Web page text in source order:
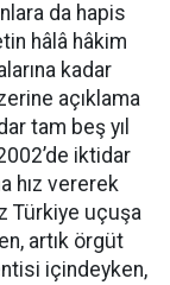
da hapis
hâlâ hâkim
kadar
açıklama
tam beş yıl
iktidar
hız vererek
Türkiye uçuşa
artık örgüt
içindeyken,